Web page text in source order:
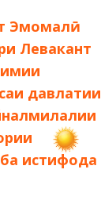
Эмомалӣ
Левакант
давлатии
истифода